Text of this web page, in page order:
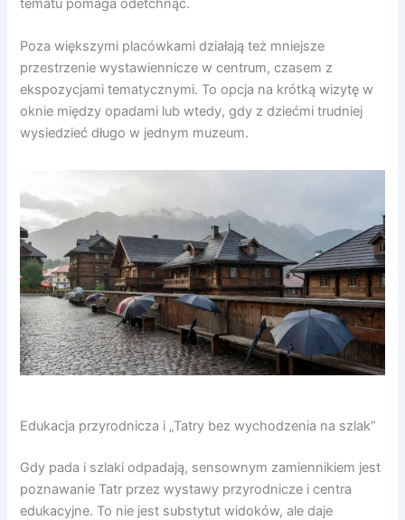
tematu pomaga odetchnąć.
Poza większymi placówkami działają też mniejsze
przestrzenie wystawiennicze w centrum, czasem z
ekspozycjami tematycznymi. To opcja na krótką wizytę w
oknie między opadami lub wtedy, gdy z dziećmi trudniej
wysiedzieć długo w jednym muzeum.
Edukacja przyrodnicza i „Tatry bez wychodzenia na szlak”
Gdy pada i szlaki odpadają, sensownym zamiennikiem jest
poznawanie Tatr przez wystawy przyrodnicze i centra
edukacyjne. To nie jest substytut widoków, ale daje